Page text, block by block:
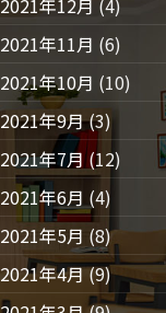
2021年11月 (6)
2021年10月 (10)
2021年9月(3)
2021年7月(12)
2021年6月 (4)
2021年5月 (8)
2021年4月(9)